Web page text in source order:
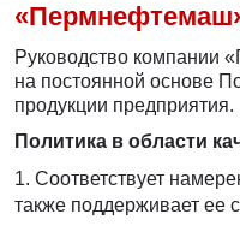
Руководство
на постоянной основе
продукции предприятия.
Политика в области
Соответствует
также поддерживает ее